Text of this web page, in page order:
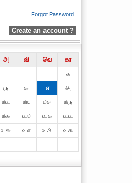
Forgot Password
Create an account ?
அ வி வெ
கா
௧
௫ ௬ ௭
௮
௰௨ ௰௩ ௰௪
௰௫
௰௯ ௨௰ ௨௧
௨௨
௨௬ ௨௭ ௨௮
௨௯